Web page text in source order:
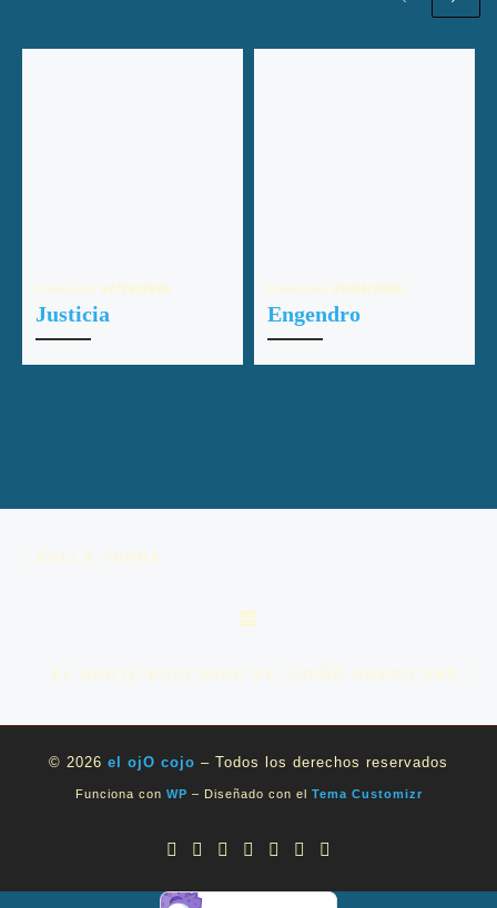
Publicada 07/26/2020
Justicia
Publicada 09/04/2008
Engendro
BELLA TERRA
AL NORTE-BUSCANDO EL SUEÑO AMERICANO
© 2026 el ojO cojo – Todos los derechos reservados
Funciona con WP – Diseñado con el Tema Customizr